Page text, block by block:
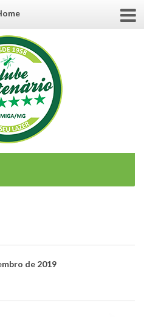
de 2019